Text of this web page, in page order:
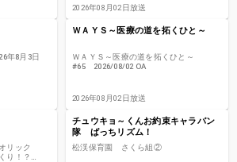
2026年08月02日放送
年8月3日
ＷＡＹＳ～医療の道を拓くひと～
ＷＡＹＳ～医療の道を拓くひと～
#65 2026/08/02 OA
2026年08月02日放送
リック
り！？
チュウキョ～くんお約束キャラバン
隊 ばっちリズム！
松渓保育園 さくら組②